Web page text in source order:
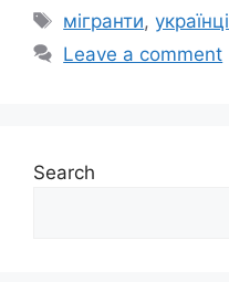
Tags
мігранти,українці
Leave a comment
Search